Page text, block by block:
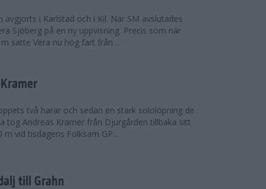
avgjorts i Karlstad och i Kil. När SM avslutades
Sjöberg på en ny uppvisning. Precis som när
satte Vera nu hög fart från ...
två harar och sedan en stark sololöpning de
tog Andreas Kramer från Djurgården tillbaka sitt
vid tisdagens Folksam GP...
till Grahn